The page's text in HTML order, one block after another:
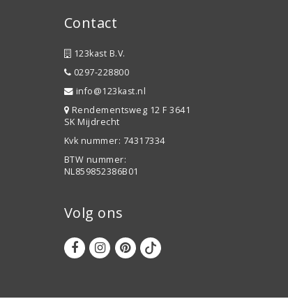
Contact
123kast B.V.
0297-228800
info@123kast.nl
Rendementsweg 12 F 3641
SK Mijdrecht
Kvk nummer: 74317334
BTW nummer:
NL859852386B01
Volg ons